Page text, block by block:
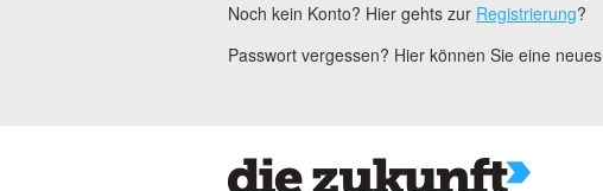
Noch kein Konto? Hier gehts zur Registrierung?
Passwort vergessen? Hier können Sie eine neues